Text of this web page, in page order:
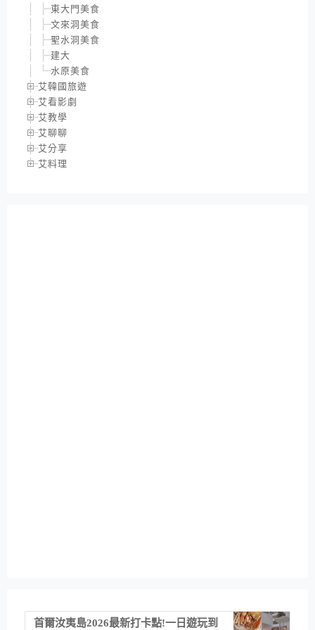
東大門美食
文來洞美食
聖水洞美食
建大
水原美食
艾韓國旅遊
艾看影劇
艾教學
艾聊聊
艾分享
艾料理
首爾汝夷島2026最新打卡點!一日遊玩到